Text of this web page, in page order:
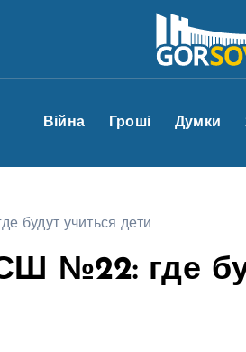
Війна Гроші Думки
будут учиться дети
№22: где